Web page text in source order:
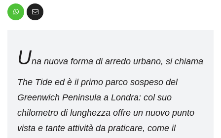
Una nuova forma di arredo urbano, si chiama
The Tide ed è il primo parco sospeso del
Greenwich Peninsula a Londra: col suo
chilometro di lunghezza offre un nuovo punto
vista e tante attività da praticare, come il